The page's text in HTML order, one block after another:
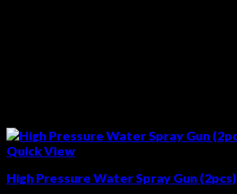
Quick View
High Pressure Water Spray Gun (2pcs)